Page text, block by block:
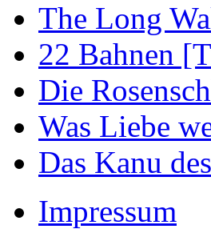
The Long
22 Bahnen
Die
Was Liebe
Das Kanu
Impressum